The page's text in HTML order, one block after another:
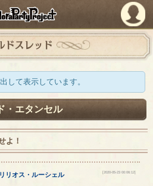
PandoraPartyProject
ドスレッド
して表示しています。
・エタンセル
よ！
リリオス ・ ルーシェル
[2020-05-23 00:06:12]